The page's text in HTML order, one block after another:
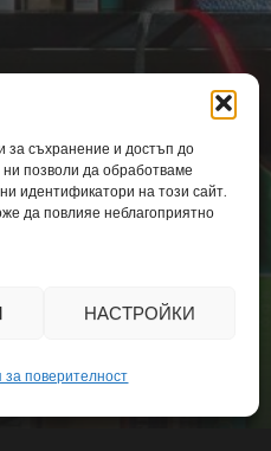
за съхранение и достъп до
позволи да обработваме
идентификатори на този сайт.
да повлияе неблагоприятно
НАСТРОЙКИ
за поверителност